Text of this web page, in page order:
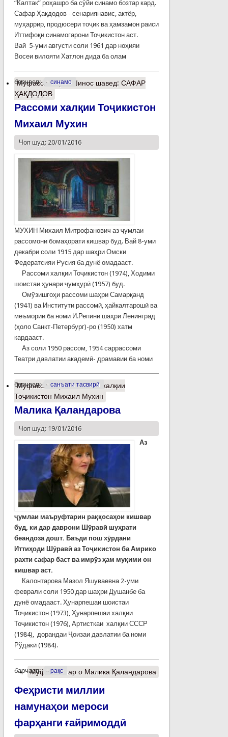
“Калтак” роҳашро ба сӯйи синамо бозтар кард.
Сафар Ҳақдодов - сенариянавис, актёр,
муҳаррир, продюсери тоҷик ва ҳамзамон раиси
Иттифоқи синамогарони Тоҷикистон аст.
Вай 5-уми августи соли 1961 дар ноҳияи
Восеи вилояти Хатлон дида ба олам
барчасп: синамо
Муфассалтаро Шинос шавед: САФАР
ҲАҚДОДОВ
Рассоми халқии Тоҷикистон
Михаил Мухин
Чоп шуд: 20/01/2016
МУХИН Михаил Митрофанович аз ҷумлаи
рассомони бомаҳорати кишвар буд. Вай 8-уми
декабри соли 1915 дар шаҳри Омски
Федератсияи Русия ба дунё омадааст.
Рассоми халқии Тоҷикистон (1974), Ходими
шоистаи ҳунари ҷумҳурӣ (1957) буд.
Омўзишгоҳи рассоми шаҳри Самарқанд
(1941) ва Институти рассомӣ, ҳайкалтарошӣ ва
меъмории ба номи И.Репини шаҳри Ленинград
(ҳоло Санкт-Петербург)-ро (1950) хатм
кардааст.
Аз соли 1950 рассом, 1954 саррассоми
Театри давлатии академӣ- драмавии ба номи
барчасп: санъати тасвирӣ
Муфассалтаро Рассоми халқии
Тоҷикистон Михаил Мухин
Малика Қаландарова
Чоп шуд: 19/01/2016
Аз
ҷумлаи маъруфтарин раққосаҳои кишвар
буд, ки дар даврони Шӯравӣ шуҳрати
беандоза дошт. Баъди пош хӯрдани
Иттиҳоди Шӯравӣ аз Тоҷикистон ба Амрико
рахти сафар баст ва имрӯз ҳам муқими он
кишвар аст.
Калонтарова Мазол Яшуваевна 2-уми
феврали соли 1950 дар шаҳри Душанбе ба
дунё омадааст. Ҳунарпешаи шоистаи
Тоҷикистон (1973), Ҳунарпешаи халқии
Тоҷикистон (1976), Артисткаи халқии СССР
(1984), дорандаи Ҷоизаи давлатии ба номи
Рўдакӣ (1984).
барчасп: рақс
Муфассалтар о Малика Қаландарова
Феҳристи миллии
намунаҳои мероси
фарҳанги ғайримоддӣ